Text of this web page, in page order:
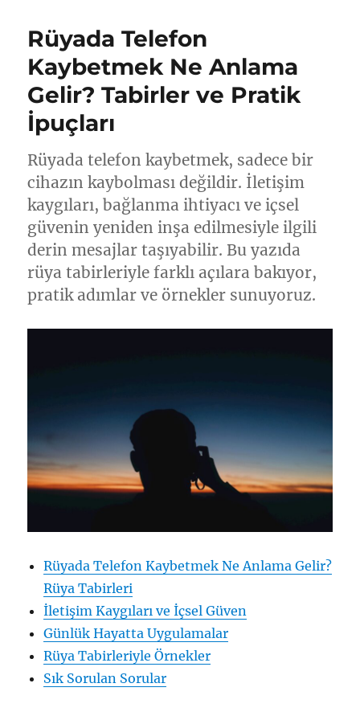
Rüyada Telefon
Kaybetmek Ne Anlama
Gelir? Tabirler ve Pratik
İpuçları
Rüyada telefon kaybetmek, sadece bir
cihazın kaybolması değildir. İletişim
kaygıları, bağlanma ihtiyacı ve içsel
güvenin yeniden inşa edilmesiyle ilgili
derin mesajlar taşıyabilir. Bu yazıda
rüya tabirleriyle farklı açılara bakıyor,
pratik adımlar ve örnekler sunuyoruz.
Rüyada Telefon Kaybetmek Ne Anlama Gelir?
Rüya Tabirleri
İletişim Kaygıları ve İçsel Güven
Günlük Hayatta Uygulamalar
Rüya Tabirleriyle Örnekler
Sık Sorulan Sorular